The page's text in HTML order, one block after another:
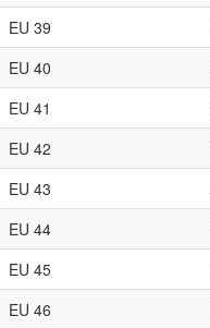
EU 39
EU 40
EU 41
EU 42
EU 43
EU 44
EU 45
EU 46